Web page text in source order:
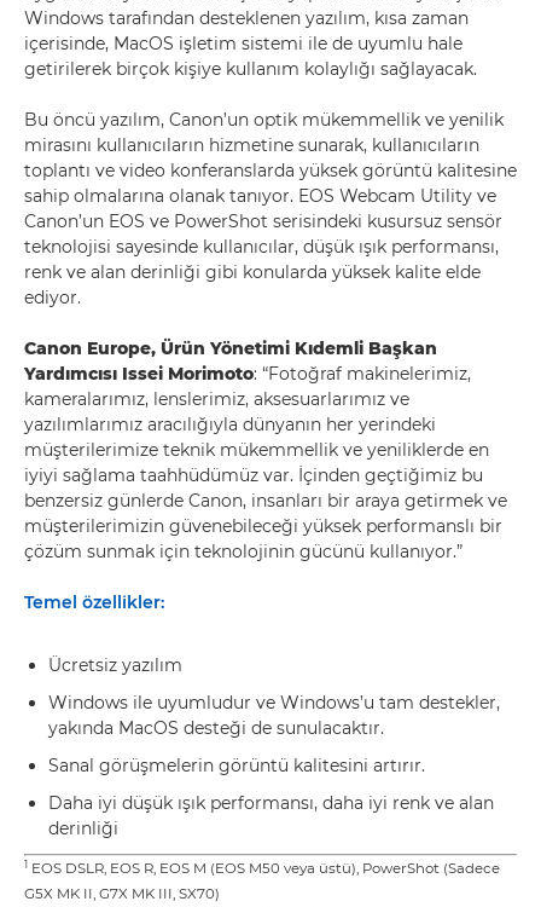
Windows tarafından desteklenen yazılım, kısa zaman
içerisinde, MacOS işletim sistemi ile de uyumlu hale
getirilerek birçok kişiye kullanım kolaylığı sağlayacak.
Bu öncü yazılım, Canon’un optik mükemmellik ve yenilik
mirasını kullanıcıların hizmetine sunarak, kullanıcıların
toplantı ve video konferanslarda yüksek görüntü kalitesine
sahip olmalarına olanak tanıyor. EOS Webcam Utility ve
Canon’un EOS ve PowerShot serisindeki kusursuz sensör
teknolojisi sayesinde kullanıcılar, düşük ışık performansı,
renk ve alan derinliği gibi konularda yüksek kalite elde
ediyor.
Canon Europe, Ürün Yönetimi Kıdemli Başkan
Yardımcısı Issei Morimoto: “Fotoğraf makinelerimiz,
kameralarımız, lenslerimiz, aksesuarlarımız ve
yazılımlarımız aracılığıyla dünyanın her yerindeki
müşterilerimize teknik mükemmellik ve yeniliklerde en
iyiyi sağlama taahhüdümüz var. İçinden geçtiğimiz bu
benzersiz günlerde Canon, insanları bir araya getirmek ve
müşterilerimizin güvenebileceği yüksek performanslı bir
çözüm sunmak için teknolojinin gücünü kullanıyor.”
Temel özellikler:
Ücretsiz yazılım
Windows ile uyumludur ve Windows’u tam destekler,
yakında MacOS desteği de sunulacaktır.
Sanal görüşmelerin görüntü kalitesini artırır.
Daha iyi düşük ışık performansı, daha iyi renk ve alan
derinliği
1 EOS DSLR, EOS R, EOS M (EOS M50 veya üstü), PowerShot (Sadece
G5X MK II, G7X MK III, SX70)